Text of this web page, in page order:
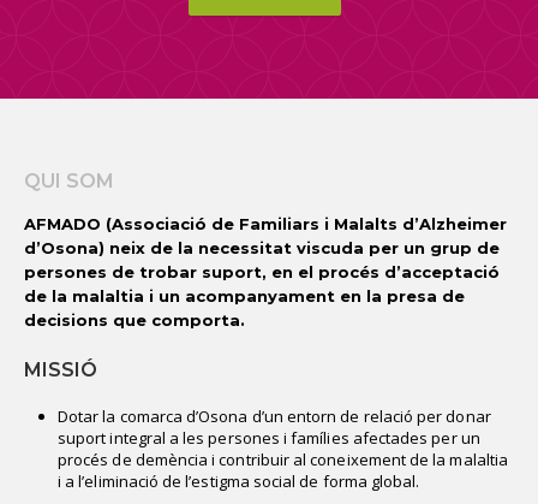
QUI SOM
AFMADO (Associació de Familiars i Malalts d’Alzheimer
d’Osona) neix de la necessitat viscuda per un grup de
persones de trobar suport, en el procés d’acceptació
de la malaltia i un acompanyament en la presa de
decisions que comporta.
MISSIÓ
Dotar la comarca d’Osona d’un entorn de relació per donar
suport integral a les persones i famílies afectades per un
procés de demència i contribuir al coneixement de la malaltia
i a l’eliminació de l’estigma social de forma global.